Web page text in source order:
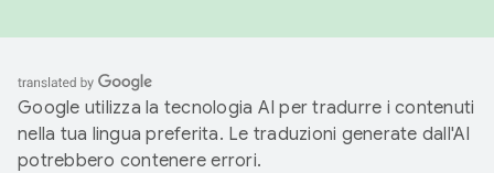
Google utilizza la tecnologia AI per tradurre i contenuti
nella tua lingua preferita. Le traduzioni generate dall'AI
potrebbero contenere errori.